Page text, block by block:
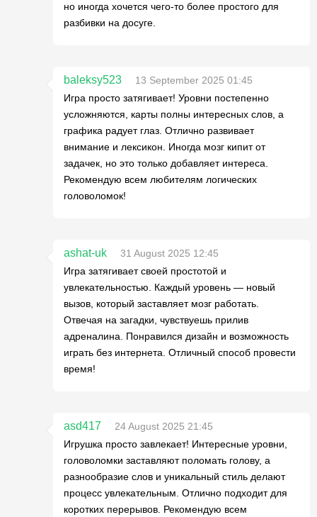
но иногда хочется чего-то более простого для
разбивки на досуге.
baleksy523
13 September 2025 01:45
Игра просто затягивает! Уровни постепенно
усложняются, карты полны интересных слов, а
графика радует глаз. Отлично развивает
внимание и лексикон. Иногда мозг кипит от
задачек, но это только добавляет интереса.
Рекомендую всем любителям логических
головоломок!
ashat-uk
31 August 2025 12:45
Игра затягивает своей простотой и
увлекательностью. Каждый уровень — новый
вызов, который заставляет мозг работать.
Отвечая на загадки, чувствуешь прилив
адреналина. Понравился дизайн и возможность
играть без интернета. Отличный способ провести
время!
asd417
24 August 2025 21:45
Игрушка просто завлекает! Интересные уровни,
головоломки заставляют поломать голову, а
разнообразие слов и уникальный стиль делают
процесс увлекательным. Отлично подходит для
коротких перерывов. Рекомендую всем